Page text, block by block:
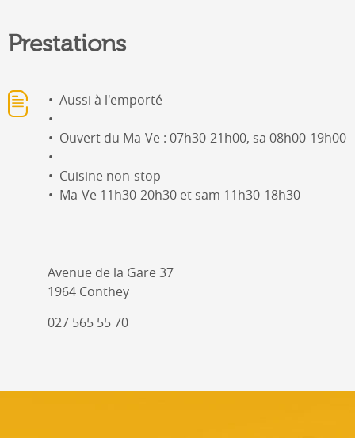
Prestations
Aussi à l'emporté
Ouvert du Ma-Ve : 07h30-21h00, sa 08h00-19h00
Cuisine non-stop
Ma-Ve 11h30-20h30 et sam 11h30-18h30
Avenue de la Gare 37
1964 Conthey
027 565 55 70